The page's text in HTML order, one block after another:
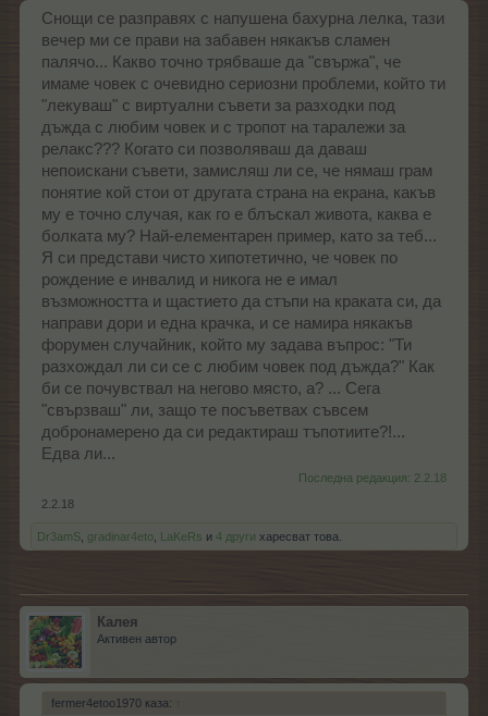
Снощи се разправях с напушена бахурна лелка, тази
вечер ми се прави на забавен някакъв сламен
палячо... Какво точно трябваше да "свържа", че
имаме човек с очевидно сериозни проблеми, който ти
"лекуваш" с виртуални съвети за разходки под
дъжда с любим човек и с тропот на таралежи за
релакс??? Когато си позволяваш да даваш
непоискани съвети, замисляш ли се, че нямаш грам
понятие кой стои от другата страна на екрана, какъв
му е точно случая, как го е блъскал живота, каква е
болката му? Най-елементарен пример, като за теб...
Я си представи чисто хипотетично, че човек по
рождение е инвалид и никога не е имал
възможността и щастието да стъпи на краката си, да
направи дори и една крачка, и се намира някакъв
форумен случайник, който му задава въпрос: "Ти
разхождал ли си се с любим човек под дъжда?" Как
би се почувствал на негово място, а? ... Сега
"свързваш" ли, защо те посъветвах съвсем
добронамерено да си редактираш тъпотиите?!...
Едва ли...
Последна редакция: 2.2.18
2.2.18
Dr3amS gradinar4eto LaKeRs и 4 други харесват това.
Калея
Активен автор
fermer4etoo1970 каза: ↑